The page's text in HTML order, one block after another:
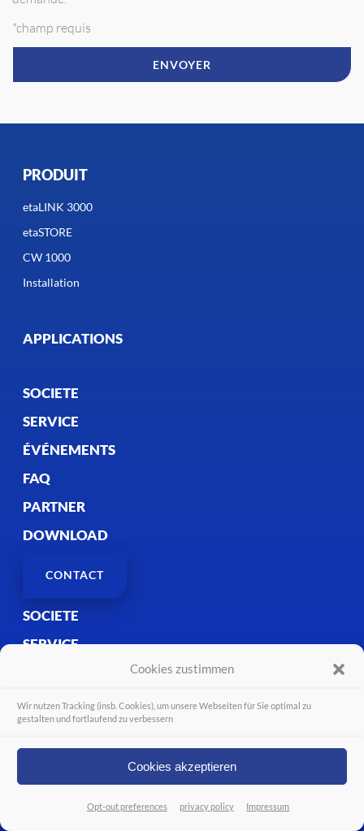
Cookies zustimmen
Wir nutzen Tracking (insb. Cookies), um unsere Webseiten für Sie optimal zu
gestalten und fortlaufend zu verbessern
Cookies akzeptieren
Opt-out preferences privacy policy Impressum
*champ requis
PRODUIT
etaLINK 3000
etaSTORE
CW 1000
Installation
APPLICATIONS
SOCIETE
SERVICE
ÉVÉNEMENTS
FAQ
PARTNER
DOWNLOAD
CONTACT
SOCIETE
SERVICE
FAQ